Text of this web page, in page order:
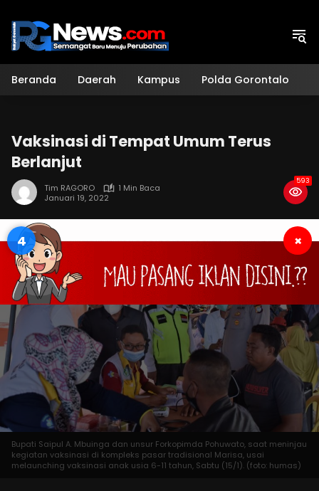
konten
Beranda Daerah Kampus Polda Gorontalo
Vaksinasi di Tempat Umum Terus
Berlanjut
Tim RAGORO
1 Min Baca
Januari 19, 2022
593
3 ×
Bupati Saipul A. Mbuinga dan unsur Forkopimda Pohuwato, saat meninjau
kegiatan vaksinasi di kompleks pasar tradisional Marisa, usai
melaunching vaksinasi anak usia 6-11 tahun, Sabtu (15/1). (foto: humas)